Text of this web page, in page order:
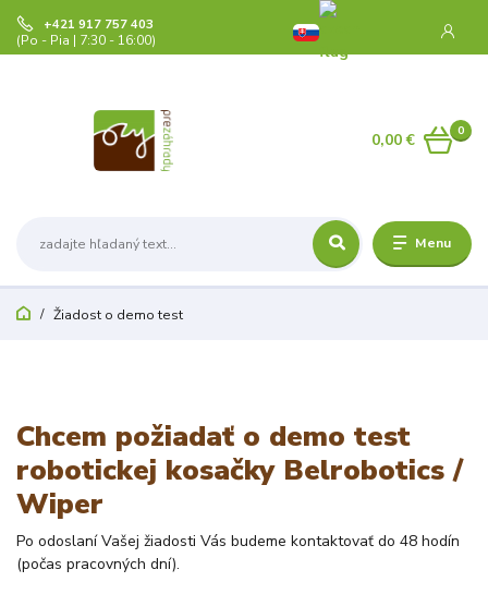
Menu
+421 917 757 403
(Po - Pia | 7:30 - 16:00)
0
0,00 €
Žiadost o demo test
Chcem požiadať o demo test
robotickej kosačky Belrobotics/
Wiper
Po odoslaní Vašej žiadosti Vás budeme kontaktovať do 48 hodín
(počas pracovných dní).